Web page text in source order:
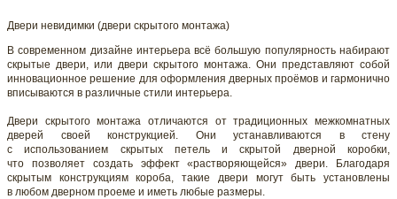
Двери невидимки (двери скрытого монтажа)
В современном дизайне интерьера всё большую популярность набирают
скрытые двери, или двери скрытого монтажа. Они представляют собой
инновационное решение для оформления дверных проёмов и гармонично
вписываются в различные стили интерьера.
Двери скрытого монтажа отличаются от традиционных межкомнатных
дверей своей конструкцией. Они устанавливаются в стену
с использованием скрытых петель и скрытой дверной коробки,
что позволяет создать эффект «растворяющейся» двери. Благодаря
скрытым конструкциям короба, такие двери могут быть установлены
в любом дверном проеме и иметь любые размеры.